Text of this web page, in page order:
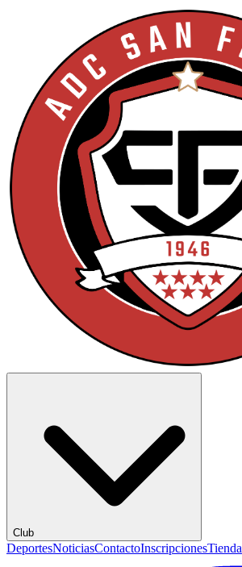
Club
DeportesNoticiasContactoInscripcionesTienda